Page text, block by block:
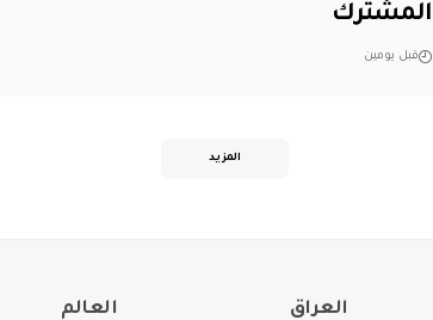
المشترك
قبل يومين
المزيد
العراق العالم